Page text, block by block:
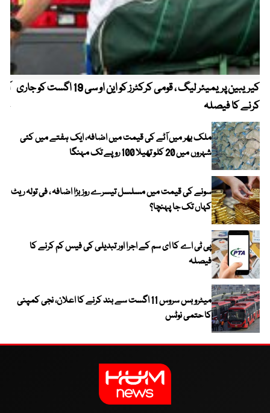
کیریبین پریمیئر لیگ ، قومی کرکٹرز کو این او سی 19 اگست کو جاری
کرنے کا فیصلہ
ملک بھر میں آٹے کی قیمت میں اضافہ، ایک ہفتے میں کئی
شہروں میں 20 کلو تھیلا 100 روپے تک مہنگا
سونے کی قیمت میں مسلسل تیسرے روز بڑا اضافہ ، فی تولہ ریٹ
کہاں تک جا پہنچا؟
پی ٹی اے کا ای سم کے اجرا اور تبدیلی کی فیس کم کرنے کا
فیصلہ
میٹرو بس سروس 11 اگست سے بند کرنے کا اعلان، نجی کمپنی
کا حتمی نوٹس